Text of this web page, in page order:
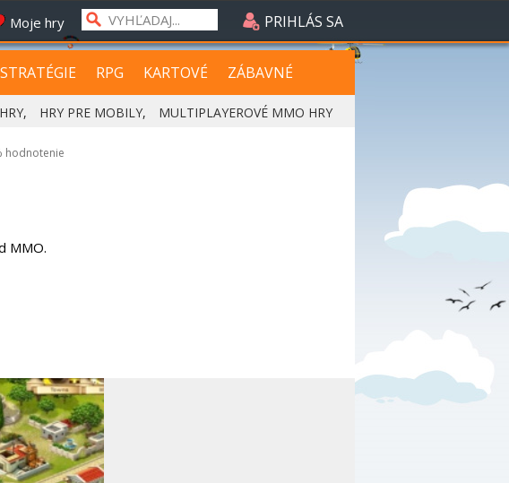
Moje hry PRIHLÁS SA
STRATÉGIE RPG KARTOVÉ ZÁBAVNÉ
, HRY PRE MOBILY, MULTIPLAYEROVÉ MMO HRY
hodnotenie
MMO.